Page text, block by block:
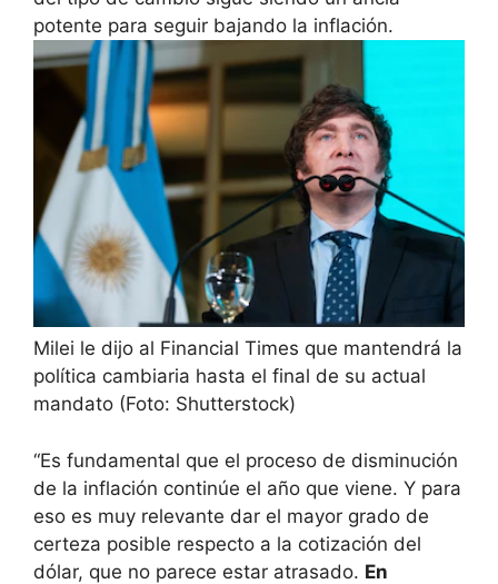
potente para seguir bajando la inflación.
Milei le dijo al Financial Times que mantendrá la
política cambiaria hasta el final de su actual
mandato (Foto: Shutterstock)
“Es fundamental que el proceso de disminución
de la inflación continúe el año que viene. Y para
eso es muy relevante dar el mayor grado de
certeza posible respecto a la cotización del
dólar, que no parece estar atrasado. En